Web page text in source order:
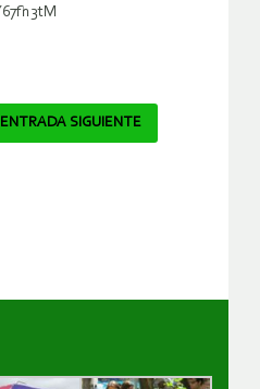
ENTRADA SIGUIENTE